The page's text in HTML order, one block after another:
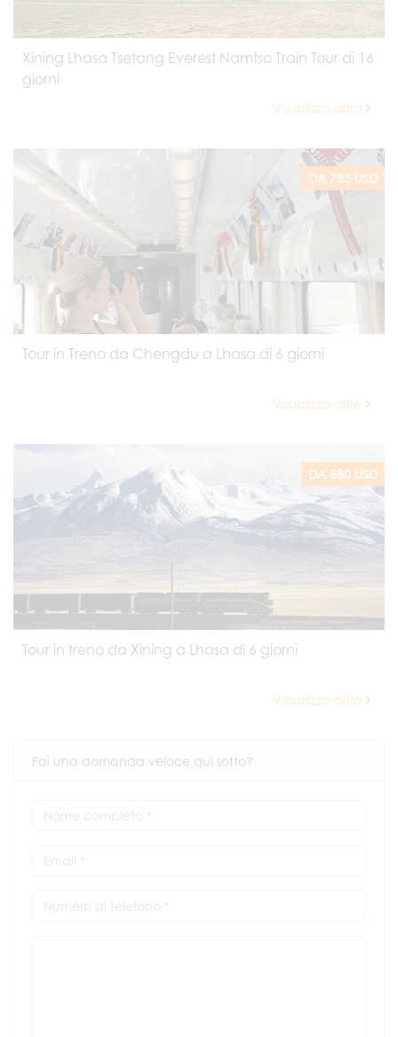
Xining Lhasa Tsetang Everest Namtso Train Tour di 16
giorni
Visualizza altro
DA 785 USD
Tour in Treno da Chengdu a Lhasa di 6 giorni
Visualizza altro
DA 880 USD
Tour in treno da Xining a Lhasa di 6 giorni
Visualizza altro
Fai una domanda veloce qui sotto?